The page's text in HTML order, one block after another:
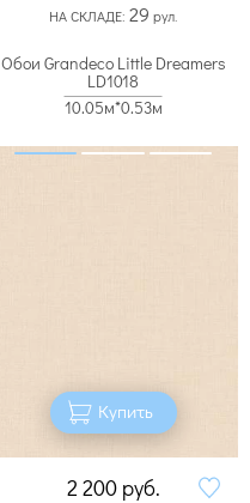
НА СКЛАДЕ: 29 рул.
Обои Grandeco Little Dreamers
LD1018
10.05м*0.53м
Купить
2 200 руб.